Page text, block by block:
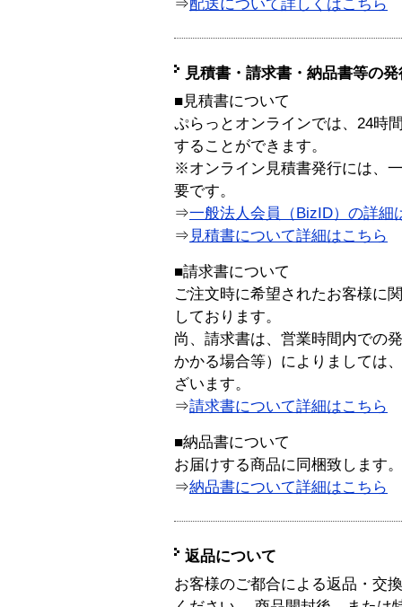
⇒配送について詳しくはこちら
見積書・請求書・納品書等の
■見積書について
ぷらっとオンラインでは、24時
することができます。
※オンライン見積書発行には、
要です。
⇒一般法人会員（BizID）の詳細
⇒ 見積書について詳細はこちら
■請求書について
ご注文時に希望されたお客様に
しております。
尚、請求書は、営業時間内での
かかる場合等）によりましては
ざいます。
⇒請求書について詳細はこちら
■納品書について
お届けする商品に同梱致します。
⇒納品書について詳細はこちら
返品について
お客様のご都合による返品・交